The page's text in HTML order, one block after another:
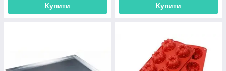
Купити Купити